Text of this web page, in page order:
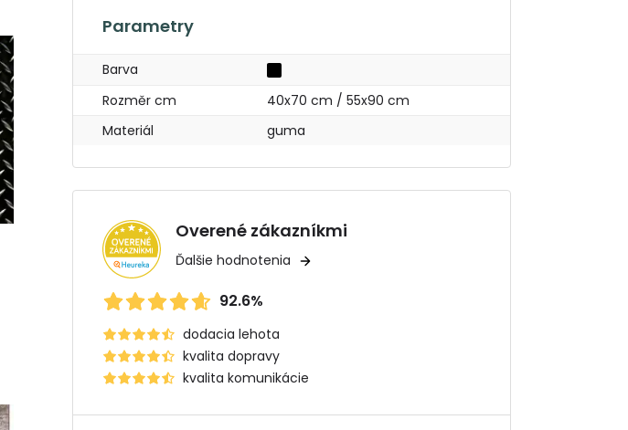
Parametry
Barva
Rozměr cm
40x70 cm / 55x90 cm
Materiál
guma
Overené zákazníkmi
Ďalšie hodnotenia
92.6%
dodacia lehota
kvalita dopravy
kvalita komunikácie